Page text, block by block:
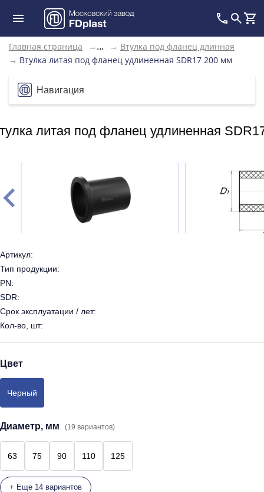
Главная страница → ... → Втулка под фланец длинная
→ Втулка литая под фланец удлиненная SDR17 200 мм
Навигация
литая под фланец удлиненная
Артикул:
Тип продукции:
PN:
SDR:
Срок эксплуатации / лет:
Кол-во, шт:
Цвет
Черный
Диаметр, мм (19 вариантов)
63 75 90 110 125
+ Еще 14 вариантов